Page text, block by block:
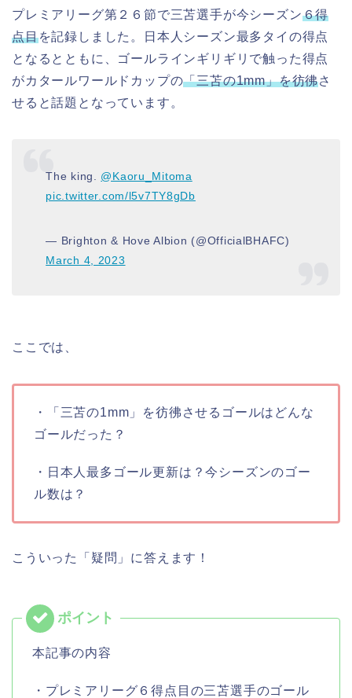
プレミアリーグ第２６節で三苫選手が今シーズン６得
点目を記録しました。日本人シーズン最多タイの得点
となるとともに、ゴールラインギリギリで触った得点
がカタールワールドカップの「三苫の1mm」を彷彿さ
せると話題となっています。
The king. @Kaoru_Mitoma
pic.twitter.com/l5v7TY8gDb
— Brighton & Hove Albion (@OfficialBHAFC)
March 4, 2023
ここでは、
・「三苫の1mm」を彷彿させるゴールはどんな
ゴールだった？
・日本人最多ゴール更新は？今シーズンのゴー
ル数は？
こういった「疑問」に答えます！
本記事の内容
・プレミアリーグ６得点目の三苫選手のゴール